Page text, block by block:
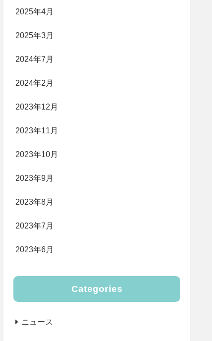
2025年4月
2025年3月
2024年7月
2024年2月
2023年12月
2023年11月
2023年10月
2023年9月
2023年8月
2023年7月
2023年6月
Categories
ニュース